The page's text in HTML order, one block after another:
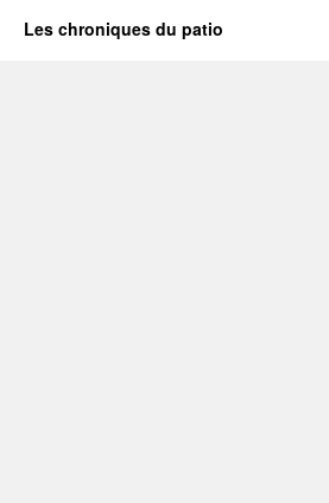
Les chroniques du patio